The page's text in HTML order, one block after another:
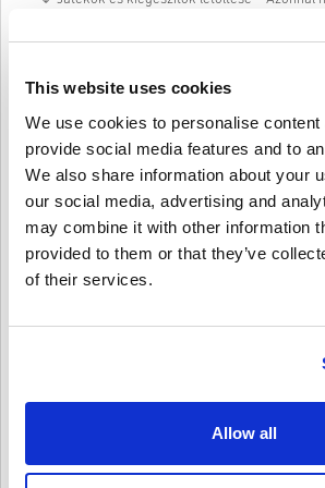
This website uses cookies
We use cookies to personalise content
provide social media features and to
We also share information about your
our social media, advertising and
may combine it with other information
provided to them or that they’ve
of their services.
Allow all
🔹 Filmek és TV műsorok vásárlása – Bérelj
egyenlegedet konzolokra, kontrollerekre,
egyebekre.
Szeretnél meglepni egy barátot vagy
Válaszd ki az összeget, személyre szabhatod
üzenettel, majd küldd el e-mailben vagy
ünnepekre vagy bármilyen alkalomra.